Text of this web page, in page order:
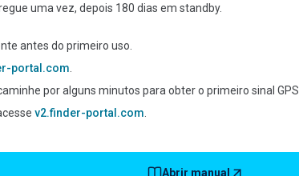
uma vez, depois 180 dias em standby.
antes do primeiro uso.
portal.com
por alguns minutos para obter o primeiro sinal GPS.
v2.finder-portal.com
Abrir manual